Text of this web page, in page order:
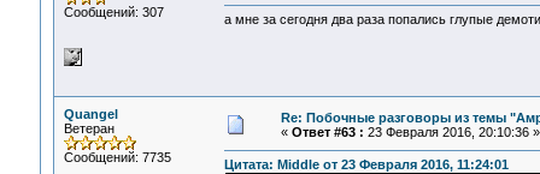
Сообщений: 307
а мне за сегодня два раза попались глупые
Quangel
Ветеран
Сообщений: 7735
Re: Побочные разговоры из темы
« Ответ #63 : 23 Февраля 2016, 20:10:36 »
Цитата: Middle от 23 Февраля 2016, 11:24:01